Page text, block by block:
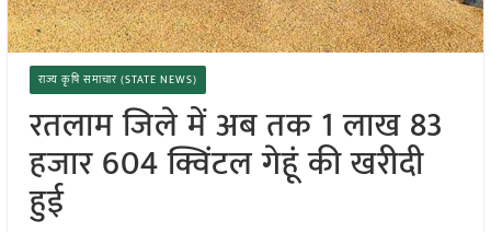
राज्य कृषि समाचार (STATE NEWS)
रतलाम जिले में अब तक 1 लाख 83
हजार 604 क्विंटल गेहूं की खरीदी
हुई